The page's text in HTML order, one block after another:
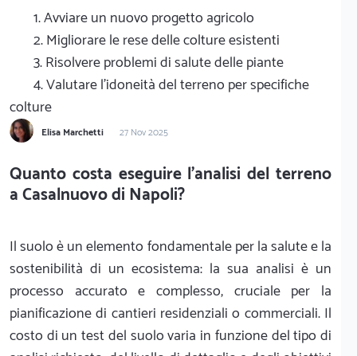
1. Avviare un nuovo progetto agricolo
2. Migliorare le rese delle colture esistenti
3. Risolvere problemi di salute delle piante
4. Valutare l'idoneità del terreno per specifiche
colture
Elisa Marchetti 27 Nov 2025
Quanto costa eseguire l'analisi del terreno
a Casalnuovo di Napoli?
Il suolo è un elemento fondamentale per la salute e la
sostenibilità di un ecosistema: la sua analisi è un
processo accurato e complesso, cruciale per la
pianificazione di cantieri residenziali o commerciali. Il
costo di un test del suolo varia in funzione del tipo di